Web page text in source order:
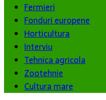
Fermieri
Fonduri europene
Horticultura
Interviu
Tehnica agricola
Zootehnie
Cultura mare